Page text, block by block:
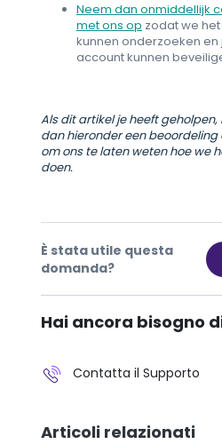
Neem dan onmiddellijk
met ons op zodat we het
kunnen onderzoeken en
account kunnen
Als dit artikel je heeft
dan hieronder een
om ons te laten weten hoe we
doen.
È stata utile questa
domanda?
Hai ancora bisogno
Contatta il Supporto
Articoli relazionati